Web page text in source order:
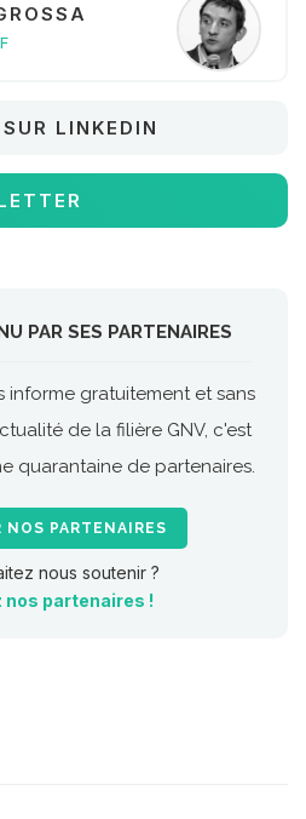
LINKEDIN
PAR SES PARTENAIRES
informe gratuitement et sans
de la filière GNV, c'est
quarantaine de partenaires.
NOS PARTENAIRES
nous soutenir ?
nos partenaires !